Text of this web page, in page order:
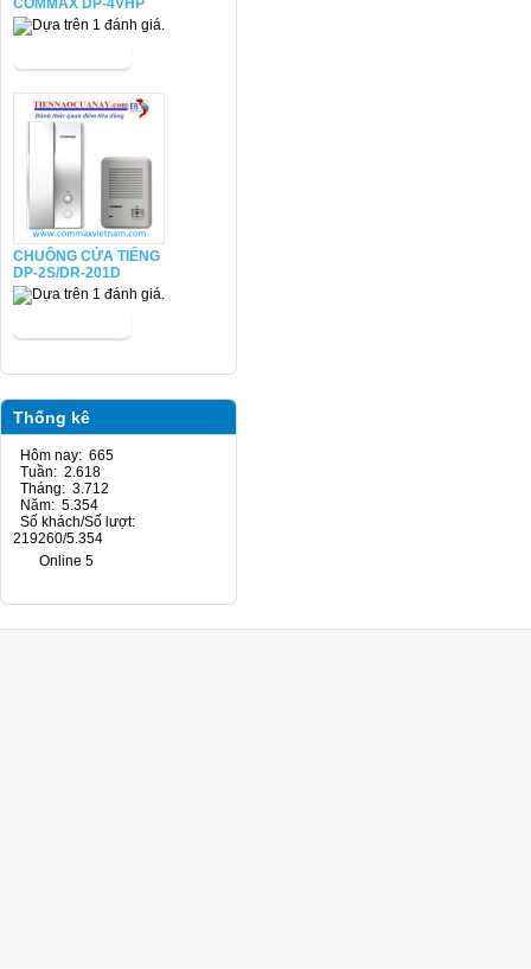
COMMAX DP-4VHP
CHUÔNG CỬA TIẾNG
DP-2S/DR-201D
Thống kê
Hôm nay: 665
Tuần: 2.618
Tháng: 3.712
Năm: 5.354
Số khách/Số lượt:
219260/5.354
Online 5